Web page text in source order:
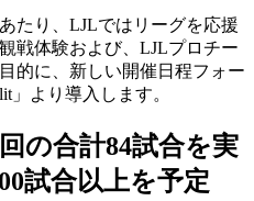
たり、LJLではリーグを応援
戦体験および、LJLプロチー
的に、新しい開催日程フォー
」より導入します。
の合計84試合を実
試合以上を予定